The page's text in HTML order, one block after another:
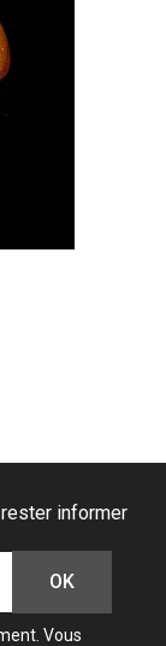
informer
Vous